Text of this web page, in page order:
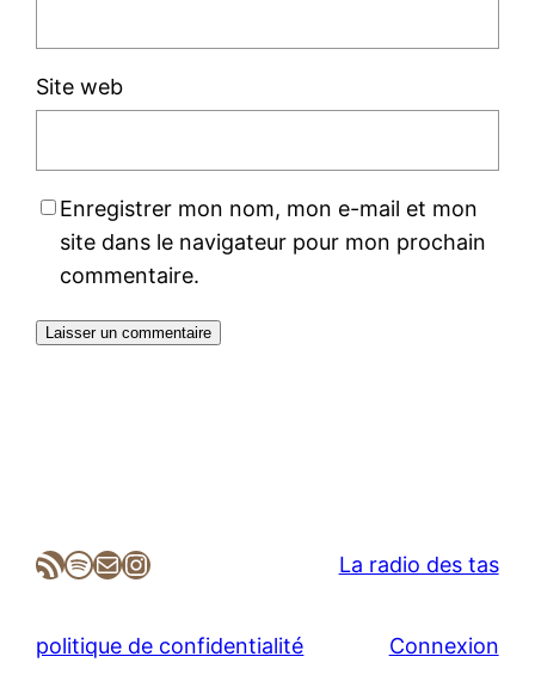
Site web
Enregistrer mon nom, mon e-mail et mon
site dans le navigateur pour mon prochain
commentaire.
Flux RSSSpotify
E-mailInstagram La radio des tas
politique de confidentialité Connexion